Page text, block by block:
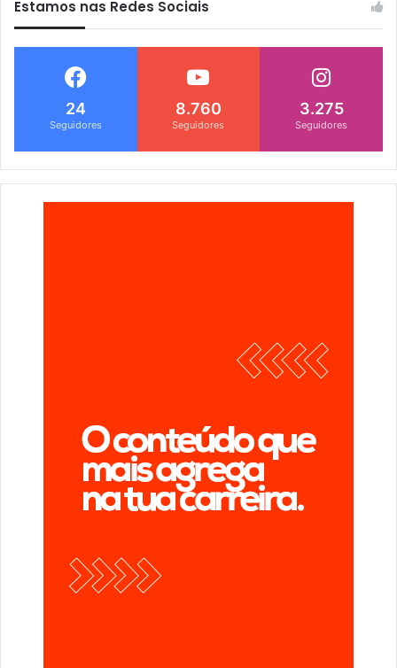
Estamos nas Redes Sociais
24
Seguidores
8.760
Seguidores
3.275
Seguidores